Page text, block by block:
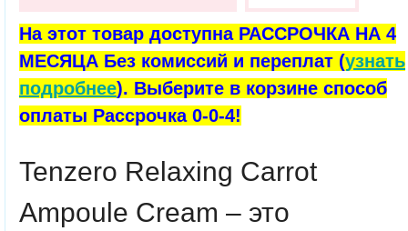
На этот товар доступна РАССРОЧКА НА 4
МЕСЯЦА Без комиссий и переплат (узнать
подробнее). Выберите в корзине способ
оплаты Рассрочка 0-0-4!
Tenzero Relaxing Carrot
Ampoule Cream – это